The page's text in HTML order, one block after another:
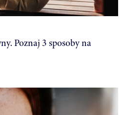
Poznaj 3 sposoby na